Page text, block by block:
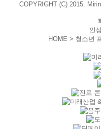
COPYRIGHT (C) 2015.
인
HOME > 청소년